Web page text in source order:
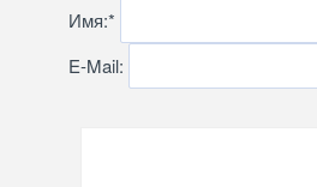
Имя:*
E-Mail: